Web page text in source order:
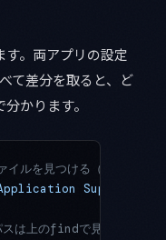
。両アプリの設定
て差分を取ると、ど
かります。
ルを見つける（名前はお
Support"
は上のfindで見つかった実